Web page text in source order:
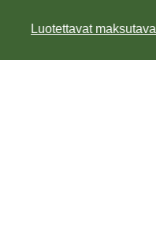
Luotettavat maksutavat